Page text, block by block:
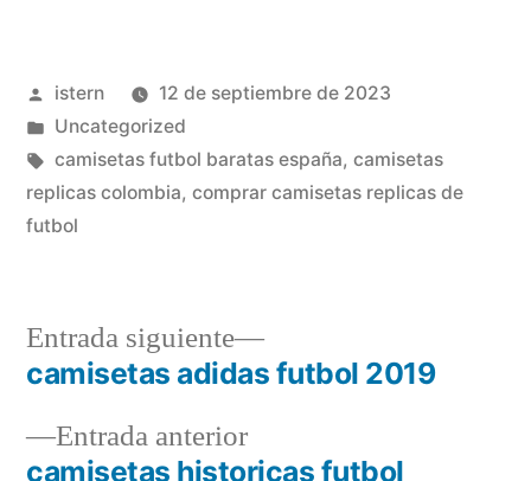
Publicado
por
istern
12 de septiembre de 2023
Publicado
en
Uncategorized
Etiquetas:
camisetas futbol baratas españa, camisetas
replicas colombia, comprar camisetas replicas de
futbol
Navegación
deEntrada anteriorEntrada
anterior:
camisetas historicas futbol
Entrada siguiente
Entrada
siguiente:
camisetas adidas futbol 2019